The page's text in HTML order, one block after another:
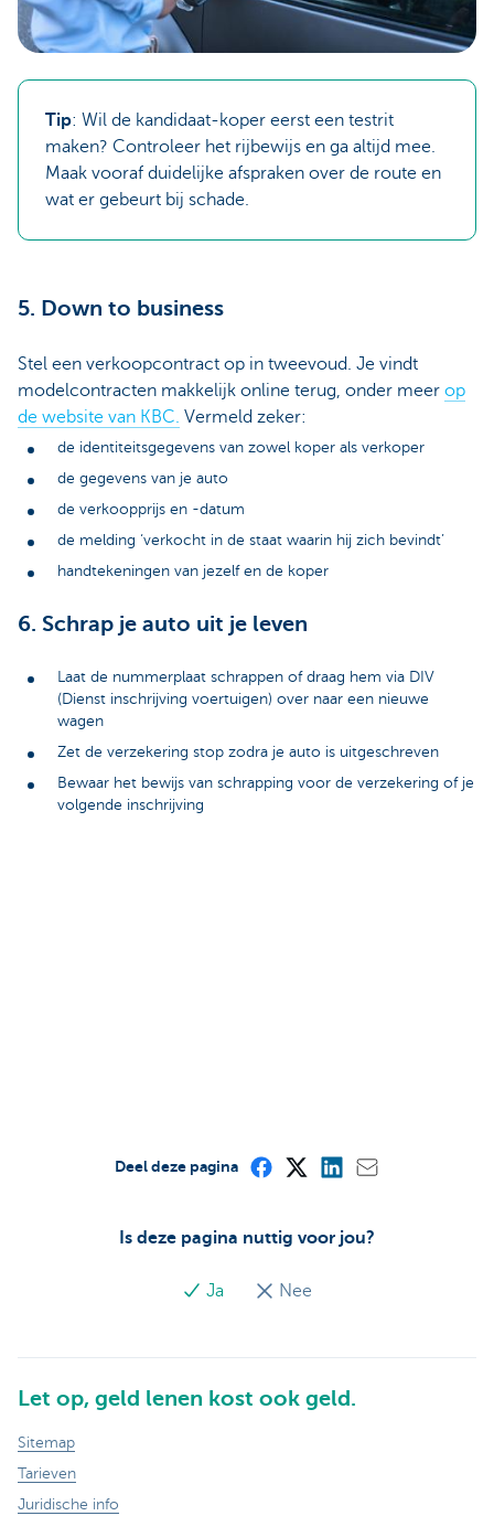
Tip: Wil de kandidaat-koper eerst een testrit
maken? Controleer het rijbewijs en ga altijd mee.
Maak vooraf duidelijke afspraken over de route en
wat er gebeurt bij schade.
5. Down to business
Stel een verkoopcontract op in tweevoud. Je vindt
modelcontracten makkelijk online terug, onder meer op
de website van KBC. Vermeld zeker:
de identiteitsgegevens van zowel koper als verkoper
de gegevens van je auto
de verkoopprijs en -datum
de melding ‘verkocht in de staat waarin hij zich bevindt’
handtekeningen van jezelf en de koper
6. Schrap je auto uit je leven
Laat de nummerplaat schrappen of draag hem via DIV
(Dienst inschrijving voertuigen) over naar een nieuwe
wagen
Zet de verzekering stop zodra je auto is uitgeschreven
Bewaar het bewijs van schrapping voor de verzekering of je
volgende inschrijving
Is deze pagina nuttig voor jou?
Ja Nee
Deel deze pagina
Let op, geld lenen kost ook geld.
Sitemap
Tarieven
Juridische info